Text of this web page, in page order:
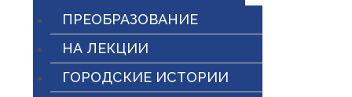
ПРЕОБРАЗОВАНИЕ
НА ЛЕКЦИИ
ГОРОДСКИЕ ИСТОРИИ